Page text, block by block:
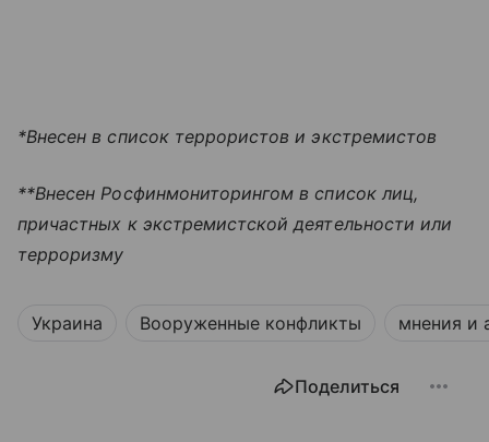
*Внесен в список террористов и экстремистов
**Внесен Росфинмониторингом в список лиц,
причастных к экстремистской деятельности или
терроризму
Украина Вооруженные конфликты мнения и
Поделиться